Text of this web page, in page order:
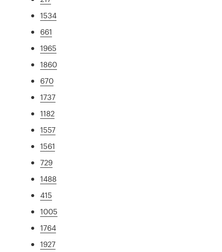
1534
661
1965
1860
670
1737
1182
1557
1561
729
1488
415
1005
1764
1927